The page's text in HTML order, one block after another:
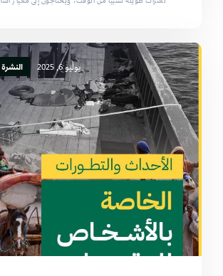
يوليو 6, 2025 النشرة